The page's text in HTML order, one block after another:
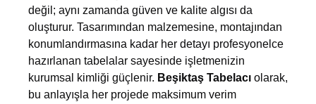
değil; aynı zamanda güven ve kalite algısı da
oluşturur. Tasarımından malzemesine, montajından
konumlandırmasına kadar her detayı profesyonelce
hazırlanan tabelalar sayesinde işletmenizin
kurumsal kimliği güçlenir. Beşiktaş Tabelacı olarak,
bu anlayışla her projede maksimum verim